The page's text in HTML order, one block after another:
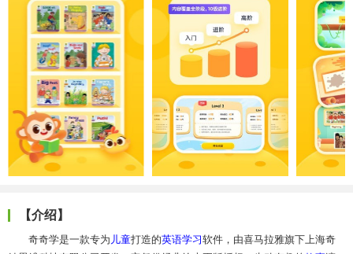
【介绍】
奇奇学是一款专为 儿童打造的英语学习软件，由喜马拉雅旗下上海奇